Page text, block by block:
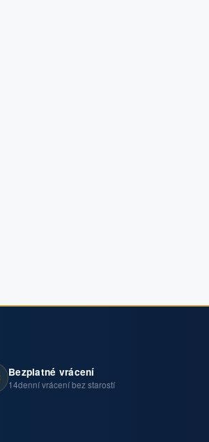
Bezplatné vrácení
14denní vrácení bez starostí